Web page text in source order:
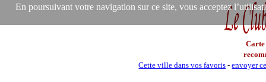
En poursuivant votre navigation sur ce site, vous acceptez
Carte
Cette ville dans vos favoris -envoyer